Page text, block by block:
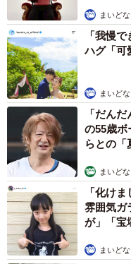
万博で持って行ってよかっ
（@takeo_horibe）提供
まいど
「我慢
ハグ「可
まいど
「だん
の55歳
らとの「
まいど
「化け
雰囲気ガ
が」「宝
まいど